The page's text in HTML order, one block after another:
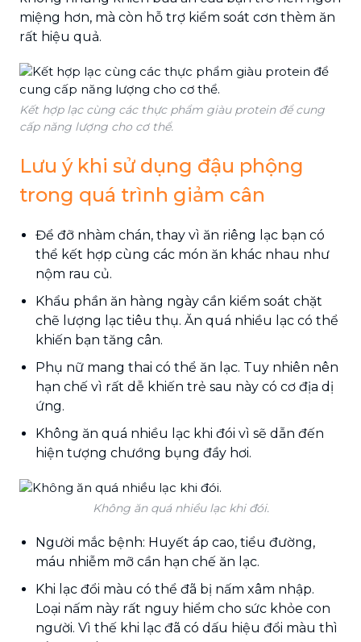
miệng hơn, mà còn hỗ trợ kiểm soát cơn thèm ăn
rất hiệu quả.
Kết hợp lạc cùng các thực phẩm giàu protein để cung
cấp năng lượng cho cơ thể.
Lưu ý khi sử dụng đậu phộng
trong quá trình giảm cân
Để đỡ nhàm chán, thay vì ăn riêng lạc bạn có
thể kết hợp cùng các món ăn khác nhau như
nộm rau củ.
Khẩu phần ăn hàng ngày cần kiểm soát chặt
chẽ lượng lạc tiêu thụ. Ăn quá nhiều lạc có thể
khiến bạn tăng cân.
Phụ nữ mang thai có thể ăn lạc. Tuy nhiên nên
hạn chế vì rất dễ khiến trẻ sau này có cơ địa dị
ứng.
Không ăn quá nhiều lạc khi đói vì sẽ dẫn đến
hiện tượng chướng bụng đầy hơi.
Không ăn quá nhiều lạc khi đói.
Người mắc bệnh: Huyết áp cao, tiểu đường,
máu nhiễm mỡ cần hạn chế ăn lạc.
Khi lạc đổi màu có thể đã bị nấm xâm nhập.
Loại nấm này rất nguy hiểm cho sức khỏe con
người. Vì thế khi lạc đã có dấu hiệu đổi màu thì